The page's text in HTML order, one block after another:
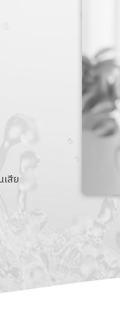
สีย